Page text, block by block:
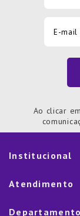
Ao clicar
Institucional
História
Nossas Lojas
Atendimento